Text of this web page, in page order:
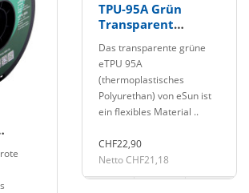
TPU-95A Grün
Transparent
Filament 1.75mm
1Kg eSun
Das transparente grüne
eTPU 95A
(thermoplastisches
Polyurethan) von eSun ist
ein flexibles Material ..
CHF22,90
Netto CHF21,18